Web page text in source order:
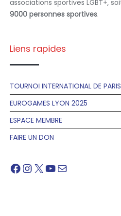
associations sportives LGBT+,
9000 personnes sportives.
Liens rapides
TOURNOI INTERNATIONAL DE PARIS
EUROGAMES LYON 2025
ESPACE MEMBRE
FAIRE UN DON
Facebook
Instagram
X YouTube